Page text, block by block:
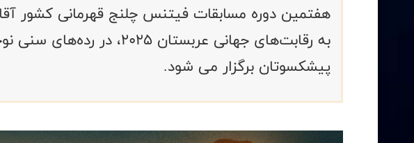
هفتمین دوره مسابقات فیتنس چلنج قهرمانی کشور
به رقابت‌های جهانی عربستان
پیشکسوتان برگزار می شود.